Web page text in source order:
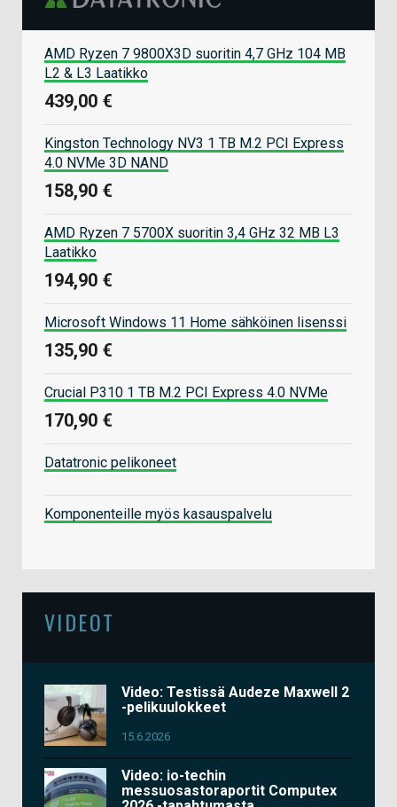
AMD Ryzen 7 9800X3D suoritin 4,7 GHz 104 MB
L2 & L3 Laatikko
439,00 €
Kingston Technology NV3 1 TB M.2 PCI Express
4.0 NVMe 3D NAND
158,90 €
AMD Ryzen 7 5700X suoritin 3,4 GHz 32 MB L3
Laatikko
194,90 €
Microsoft Windows 11 Home sähköinen lisenssi
135,90 €
Crucial P310 1 TB M.2 PCI Express 4.0 NVMe
170,90 €
Datatronic pelikoneet
Komponenteille myös kasauspalvelu
VIDEOT
Video: Testissä Audeze Maxwell 2
-pelikuulokkeet
15.6.2026
Video: io-techin
messuosastoraportit Computex